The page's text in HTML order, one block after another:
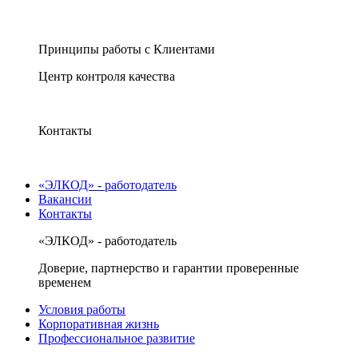
Принципы работы с Клиентами
Центр контроля качества
Контакты
«ЭЛКОД» - работодатель
Вакансии
Контакты
«ЭЛКОД» - работодатель
Доверие, партнерство и гарантии проверенные
временем
Условия работы
Корпоративная жизнь
Профессиональное развитие